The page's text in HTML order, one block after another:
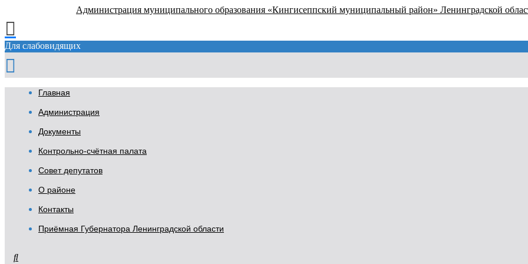
Администрация муниципального образования «Кингисеппский муниципальный район» Ленинградской
Для слабовидящих
Главная
Администрация
Документы
Контрольно-счётная палата
Совет депутатов
О районе
Контакты
Приёмная Губернатора Ленинградской области